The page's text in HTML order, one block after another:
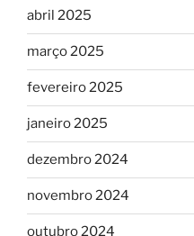
abril 2025
março 2025
fevereiro 2025
janeiro 2025
dezembro 2024
novembro 2024
outubro 2024